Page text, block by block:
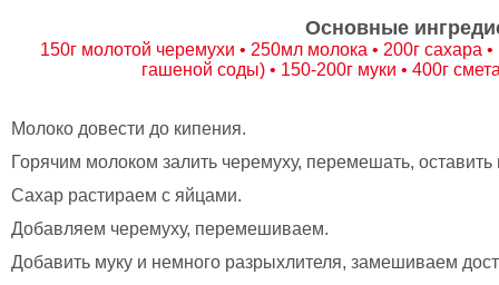
Основные
150г молотой черемухи • 250мл молока • 200г сахара
гашеной соды) • 150-200г муки • 400г
Молоко довести до кипения.
Горячим молоком залить черемуху, перемешать, оставить
Сахар растираем с яйцами.
Добавляем черемуху, перемешиваем.
Добавить муку и немного разрыхлителя, замешиваем